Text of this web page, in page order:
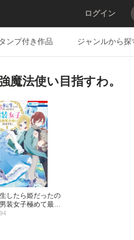
ログイン
ンプ付き作品 ジャンルから探
魔法使い目指すわ。
したら姫だったの
装女子極めて最強
使い目指すわ。